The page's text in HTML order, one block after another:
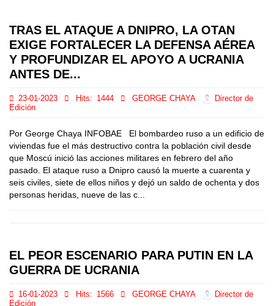
TRAS EL ATAQUE A DNIPRO, LA OTAN
EXIGE FORTALECER LA DEFENSA AÉREA
Y PROFUNDIZAR EL APOYO A UCRANIA
ANTES DE...
23-01-2023 Hits: 1444 GEORGE CHAYA
Director de
Edición
Por George Chaya INFOBAE El bombardeo ruso a un edificio de
viviendas fue el más destructivo contra la población civil desde
que Moscú inició las acciones militares en febrero del año
pasado. El ataque ruso a Dnipro causó la muerte a cuarenta y
seis civiles, siete de ellos niños y dejó un saldo de ochenta y dos
personas heridas, nueve de las c...
EL PEOR ESCENARIO PARA PUTIN EN LA
GUERRA DE UCRANIA
16-01-2023 Hits: 1566 GEORGE CHAYA
Director de
Edición